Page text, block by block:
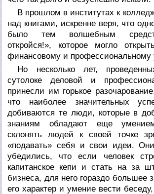
В прошлом в институтах к
над книгами, искренне веря, что
было тем волшебным
откройся!», которое могло
финансовому и профессиональному
Но несколько лет,
сутолоке деловой и
принесли им горькое
что наиболее значительных
добиваются те люди, которые в
знаниям обладают еще
склонять людей к своей точке
«подавать» себя и свои идеи.
убедились, что если человек
капитанское кепи и стать на за
бизнеса, для него гораздо большее
его характер и умение вести